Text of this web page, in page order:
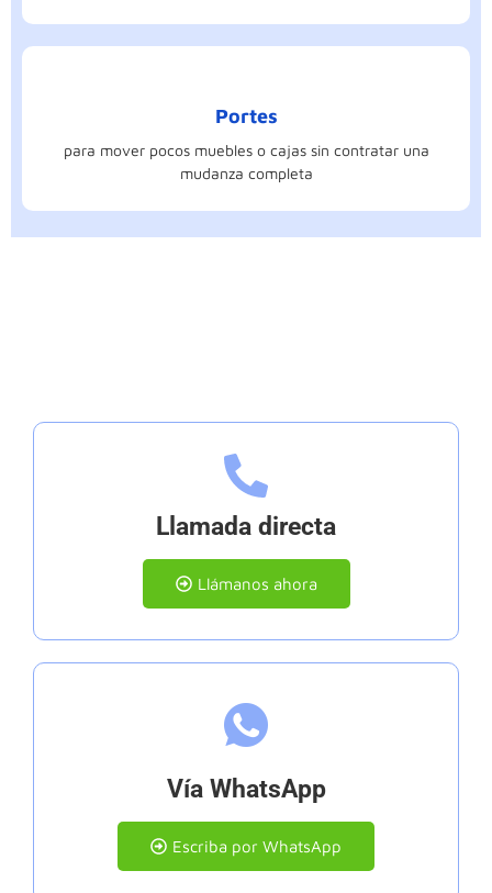
Portes
para mover pocos muebles o cajas sin contratar una
mudanza completa
Llamada directa
Llámanos ahora
Vía WhatsApp
Escriba por WhatsApp